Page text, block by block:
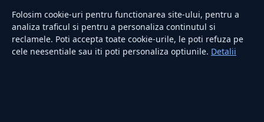
Sănătate
Utile
RUBRICI
Folosim cookie-uri pentru functionarea site-ului, pentru a
analiza traficul si pentru a personaliza continutul si
reclamele. Poti accepta toate cookie-urile, le poti refuza pe
cele neesentiale sau iti poti personaliza optiunile. Detalii